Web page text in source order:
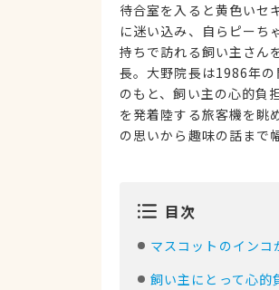
待合室を入ると黄色いセ
に迷い込み、自らピーち
持ちで訪れる飼い主さん
長。大野院長は1986年
のもと、飼い主の心的負
を発着陸する旅客機を眺
の思いから趣味の話まで
目次
マスコットのイン
飼い主にとって心的